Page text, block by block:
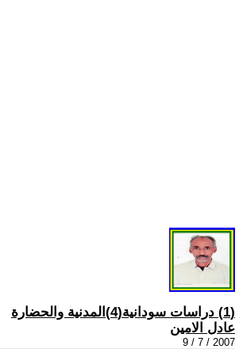
(1) دراسات سودانية(4)المدنية والحضارة
عادل الامين
2007 / 7 / 9